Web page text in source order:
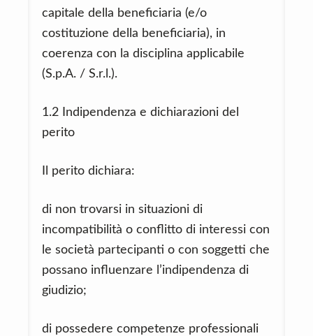
capitale della beneficiaria (e/o
costituzione della beneficiaria), in
coerenza con la disciplina applicabile
(S.p.A. / S.r.l.).
1.2 Indipendenza e dichiarazioni del
perito
Il perito dichiara:
di non trovarsi in situazioni di
incompatibilità o conflitto di interessi con
le società partecipanti o con soggetti che
possano influenzare l’indipendenza di
giudizio;
di possedere competenze professionali